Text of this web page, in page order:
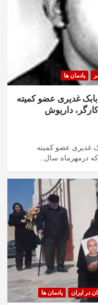
یادمان ها
غدیری عضو کمیته
داریوش
غدیری عضو کمیته
درمهرماه سال…
در ایران یادمان ها